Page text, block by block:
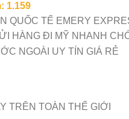
1.159
QUỐC TẾ EMERY
HÀNG ĐI MỸ NHANH
NGOÀI UY TÍN GIÁ RẺ
TRÊN TOÀN THẾ GIỚI